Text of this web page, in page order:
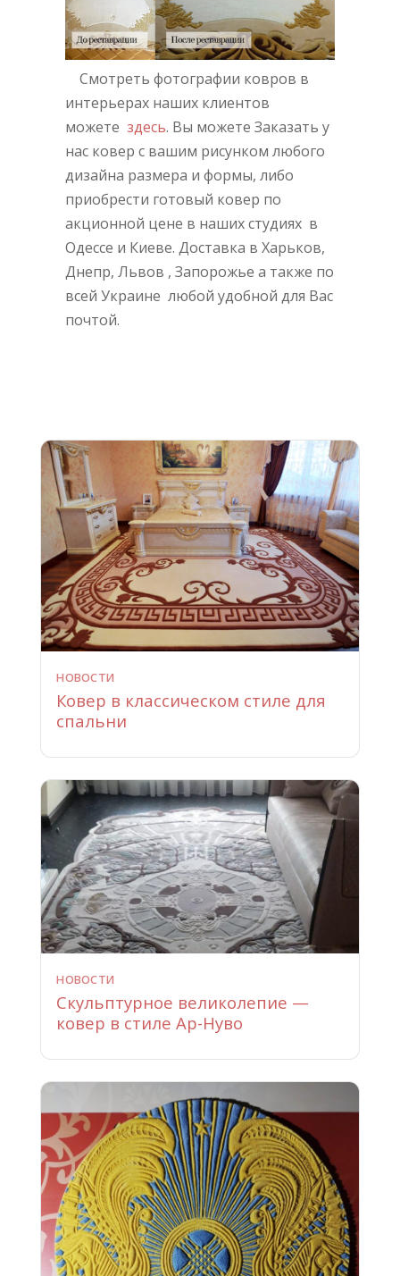
Смотреть фотографии ковров в
интерьерах наших клиентов
можете здесь. Вы можете Заказать у
нас ковер с вашим рисунком любого
дизайна размера и формы, либо
приобрести готовый ковер по
акционной цене в наших студиях в
Одессе и Киеве. Доставка в Харьков,
Днепр, Львов , Запорожье а также по
всей Украине любой удобной для Вас
почтой.
НОВОСТИ
Ковер в классическом стиле для
спальни
НОВОСТИ
Скульптурное великолепие —
ковер в стиле Ар-Нуво